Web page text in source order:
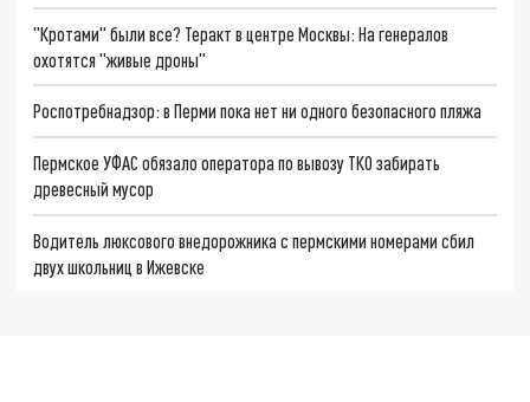
"Кротами" были все? Теракт в центре Москвы: На генералов
охотятся "живые дроны"
Роспотребнадзор: в Перми пока нет ни одного безопасного пляжа
Пермское УФАС обязало оператора по вывозу ТКО забирать
древесный мусор
Водитель люксового внедорожника с пермскими номерами сбил
двух школьниц в Ижевске